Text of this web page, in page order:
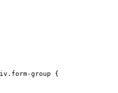
group {